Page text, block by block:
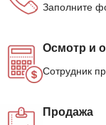
Заполните
Осмотр и
Сотрудник
Продажа